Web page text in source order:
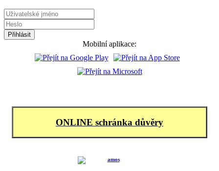
Mobilní aplikace:
ONLINE schránka důvěry